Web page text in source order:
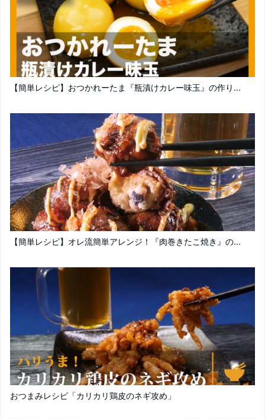
【簡単レシピ】おつかれーたま『瓶漬けカレー味玉』の作り...
【簡単レシピ】オレ流簡単アレンジ！『肉巻きたこ焼き』の...
おつまみレシピ「カリカリ鶏皮のネギ攻め」